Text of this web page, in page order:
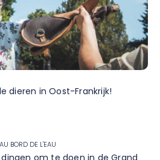
dieren in Oost-Frankrijk!
AU BORD DE L'EAU